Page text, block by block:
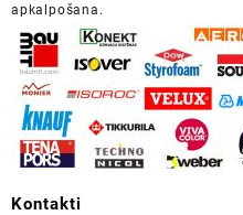
apkalpošana.
Kontakti